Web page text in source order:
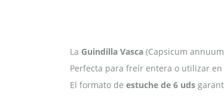
La Guindilla Vasca (Capsicum
Perfecta para freír entera o utilizar en
El formato de estuche de 6 uds